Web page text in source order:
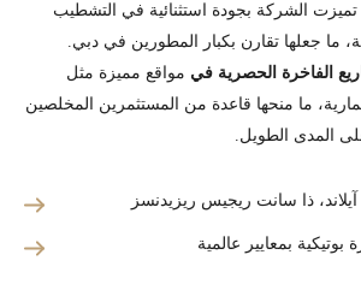
تميزت الشركة بجودة استثنائية في التشطيب
ما جعلها تقارن بكبار المطورين في دبي.
الفاخرة الحصرية في مواقع مميزة مثل
ما منحها قاعدة من المستثمرين المخلصين
المدى الطويل.
ذا سانت ريجيس ريزيدنسز
بمعايير عالمية